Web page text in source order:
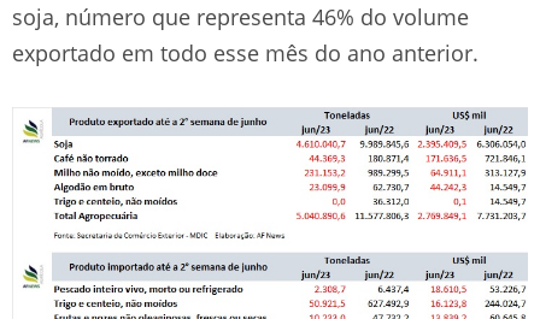
soja, número que representa 46% do volume
exportado em todo esse mês do ano anterior.